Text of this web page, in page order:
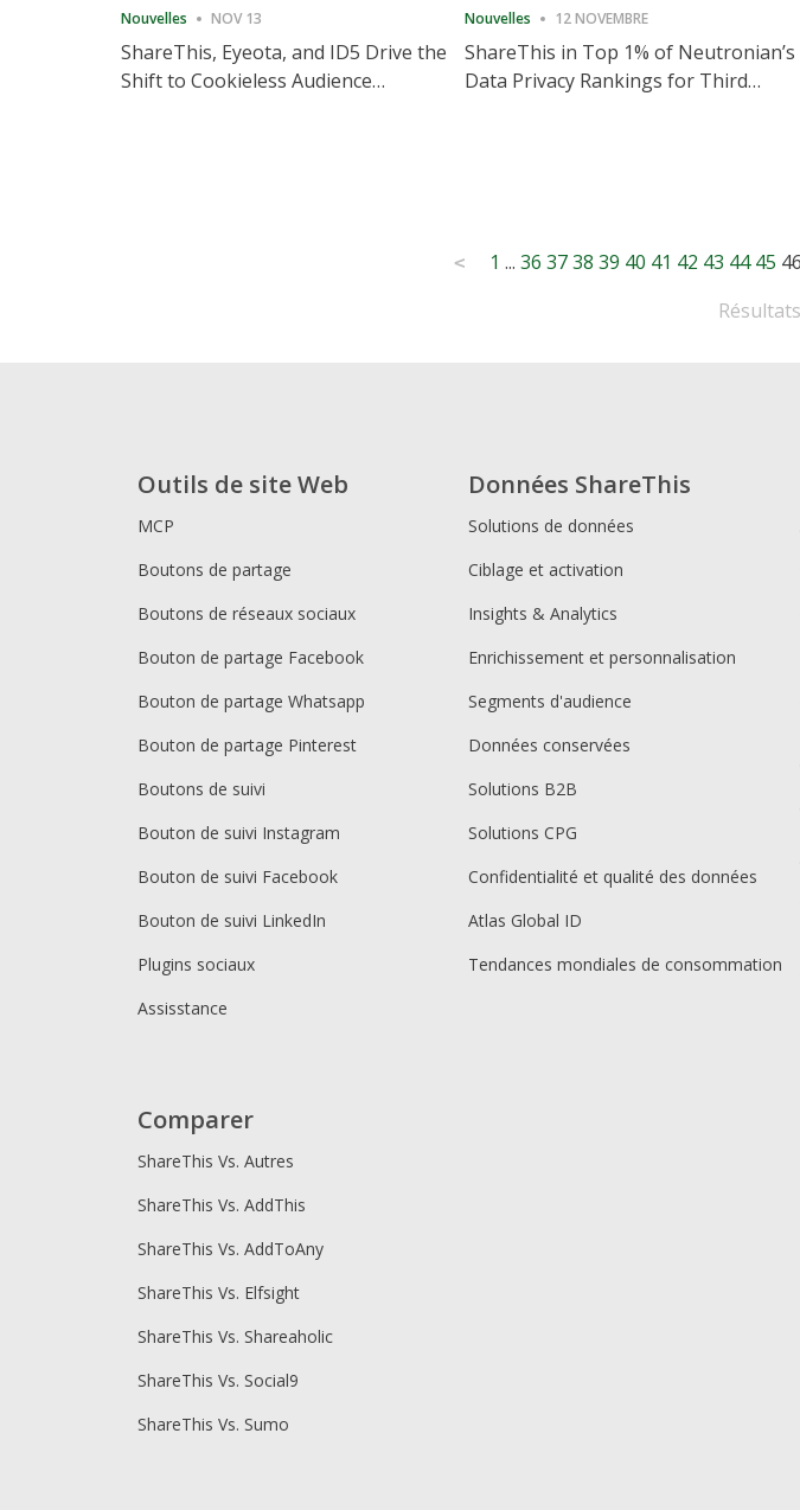
Nouvelles NOV 13
ShareThis, Eyeota, and ID5 Drive the
Shift to Cookieless Audience
Nouvelles 12 NOVEMBRE
ShareThis in Top 1% of Neutronian’s
Data Privacy Rankings for Third
< 1 ... 36 37 38 39 40 41 42 43 44 45 46
Outils de site Web
MCP
Boutons de partage
Boutons de réseaux sociaux
Bouton de partage Facebook
Bouton de partage Whatsapp
Bouton de partage Pinterest
Boutons de suivi
Bouton de suivi Instagram
Bouton de suivi Facebook
Bouton de suivi LinkedIn
Plugins sociaux
Assisstance
Données ShareThis
Solutions de données
Ciblage et activation
Insights & Analytics
Enrichissement et personnalisation
Segments d'audience
Données conservées
Solutions B2B
Solutions CPG
Confidentialité et qualité des données
Atlas Global ID
Tendances mondiales de consommation
Comparer
ShareThis Vs. Autres
ShareThis Vs. AddThis
ShareThis Vs. AddToAny
ShareThis Vs. Elfsight
ShareThis Vs. Shareaholic
ShareThis Vs. Social9
ShareThis Vs. Sumo